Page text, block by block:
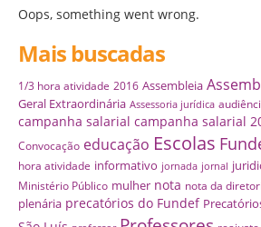
Oops, something went wrong.
Mais buscadas
1/3 hora atividade 2016 Assembleia
Geral Extraordinária Assessoria jurídica
campanha salarial campanha salarial
Convocação educação Escolas
hora atividade informativo jornada jornal
Ministério Público mulher nota nota da
plenária precatórios do Fundef